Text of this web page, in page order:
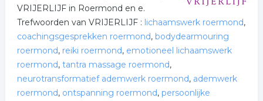
VRIJERLIJF in Roermond en e.
Trefwoorden van VRIJERLIJF : lichaamswerk roermond,
coachingsgesprekken roermond, bodydearmouring
roermond, reiki roermond, emotioneel lichaamswerk
roermond, tantra massage roermond,
neurotransformatief ademwerk roermond, ademwerk
roermond, ontspanning roermond, persoonlijke